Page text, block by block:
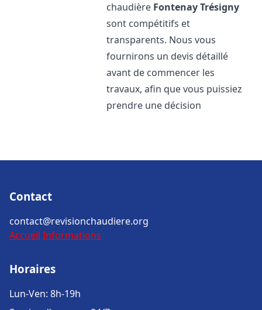
chaudière Fontenay Trésigny
sont compétitifs et
transparents. Nous vous
fournirons un devis détaillé
avant de commencer les
travaux, afin que vous puissiez
prendre une décision
Contact
contact@revisionchaudiere.org
Accueil Informations
Horaires
Lun-Ven: 8h-19h